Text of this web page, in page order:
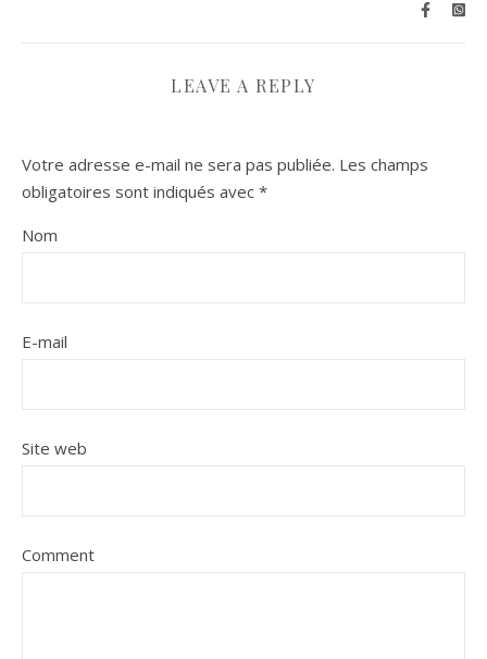
LEAVE A REPLY
Votre adresse e-mail ne sera pas publiée. Les champs
obligatoires sont indiqués avec *
Nom
E-mail
Site web
Comment